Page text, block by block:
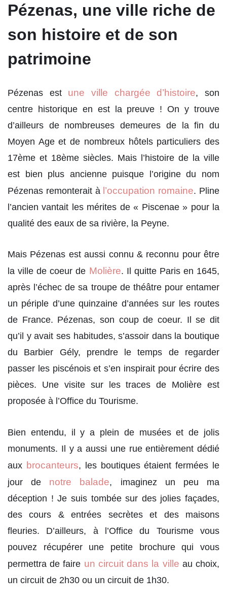
Pézenas, une ville riche de
son histoire et de son
patrimoine
Pézenas est une ville chargée d’histoire, son
centre historique en est la preuve ! On y trouve
d’ailleurs de nombreuses demeures de la fin du
Moyen Age et de nombreux hôtels particuliers des
17ème et 18ème siècles. Mais l’histoire de la ville
est bien plus ancienne puisque l’origine du nom
Pézenas remonterait à l’occupation romaine. Pline
l’ancien vantait les mérites de « Piscenae » pour la
qualité des eaux de sa rivière, la Peyne.
Mais Pézenas est aussi connu & reconnu pour être
la ville de coeur de Molière. Il quitte Paris en 1645,
après l’échec de sa troupe de théâtre pour entamer
un périple d’une quinzaine d’années sur les routes
de France. Pézenas, son coup de coeur. Il se dit
qu’il y avait ses habitudes, s’assoir dans la boutique
du Barbier Gély, prendre le temps de regarder
passer les piscénois et s’en inspirait pour écrire des
pièces. Une visite sur les traces de Molière est
proposée à l’Office du Tourisme.
Bien entendu, il y a plein de musées et de jolis
monuments. Il y a aussi une rue entièrement dédié
aux brocanteurs, les boutiques étaient fermées le
jour de notre balade, imaginez un peu ma
déception ! Je suis tombée sur des jolies façades,
des cours & entrées secrètes et des maisons
fleuries. D’ailleurs, à l’Office du Tourisme vous
pouvez récupérer une petite brochure qui vous
permettra de faire un circuit dans la ville au choix,
un circuit de 2h30 ou un circuit de 1h30.